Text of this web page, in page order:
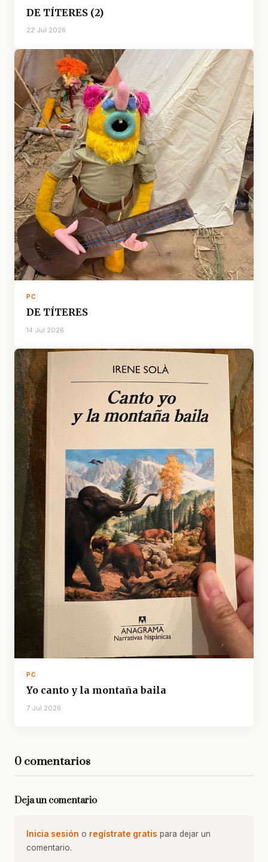
DE TÍTERES (2)
22 Jul 2026
PC
DE TÍTERES
14 Jul 2026
PC
Yo canto y la montaña baila
7 Jul 2026
0 comentarios
Deja un comentario
Inicia sesión o regístrate gratis para dejar un
comentario.